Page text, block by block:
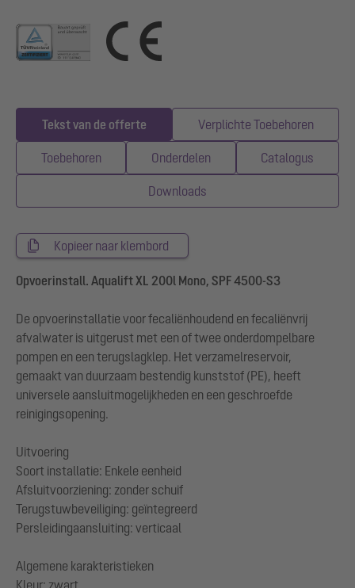
Tekst van de offerte Verplichte Toebehoren
Toebehoren Onderdelen Catalogus
Downloads
Kopieer naar klembord
Opvoerinstall. Aqualift XL 200l Mono, SPF 4500-S3
De opvoerinstallatie voor fecaliënhoudend en fecaliënvrij
afvalwater is uitgerust met een of twee onderdompelbare
pompen en een terugslagklep. Het verzamelreservoir,
gemaakt van duurzaam bestendig kunststof (PE), heeft
universele aansluitmogelijkheden en een geschroefde
reinigingsopening.
Uitvoering
Soort installatie: Enkele eenheid
Afsluitvoorziening: zonder schuif
Terugstuwbeveiliging: geïntegreerd
Persleidingaansluiting: verticaal
Algemene karakteristieken
Kleur: zwart